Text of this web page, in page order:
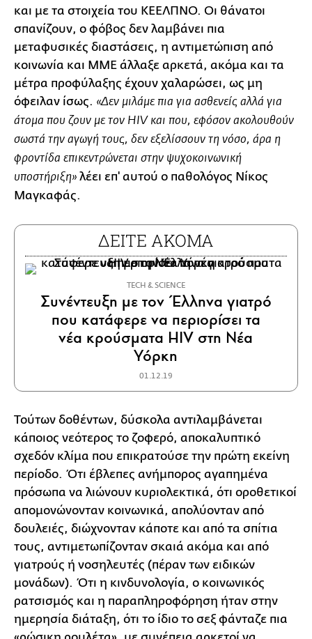
και με τα στοιχεία του ΚΕΕΛΠΝΟ. Οι θάνατοι
σπανίζουν, ο φόβος δεν λαμβάνει πια
μεταφυσικές διαστάσεις, η αντιμετώπιση από
κοινωνία και ΜΜΕ άλλαξε αρκετά, ακόμα και τα
μέτρα προφύλαξης έχουν χαλαρώσει, ως μη
όφειλαν ίσως. «Δεν μιλάμε πια για ασθενείς αλλά για
άτομα που ζουν με τον HIV και που, εφόσον ακολουθούν
σωστά την αγωγή τους, δεν εξελίσσουν τη νόσο, άρα η
φροντίδα επικεντρώνεται στην ψυχοκοινωνική
υποστήριξη» λέει επ' αυτού ο παθολόγος Νίκος
Μαγκαφάς.
ΔΕΙΤΕ ΑΚΟΜΑ
ΤECH & SCIENCE
Συνέντευξη με τον Έλληνα γιατρό
που κατάφερε να περιορίσει τα
νέα κρούσματα HIV στη Νέα
Υόρκη
01.12.19
Τούτων δοθέντων, δύσκολα αντιλαμβάνεται
κάποιος νεότερος το ζοφερό, αποκαλυπτικό
σχεδόν κλίμα που επικρατούσε την πρώτη εκείνη
περίοδο. Ότι έβλεπες ανήμπορος αγαπημένα
πρόσωπα να λιώνουν κυριολεκτικά, ότι οροθετικοί
απομονώνονταν κοινωνικά, απολύονταν από
δουλειές, διώχνονταν κάποτε και από τα σπίτια
τους, αντιμετωπίζονταν σκαιά ακόμα και από
γιατρούς ή νοσηλευτές (πέραν των ειδικών
μονάδων). Ότι η κινδυνολογία, ο κοινωνικός
ρατσισμός και η παραπληροφόρηση ήταν στην
ημερησία διάταξη, ότι το ίδιο το σεξ φάνταζε πια